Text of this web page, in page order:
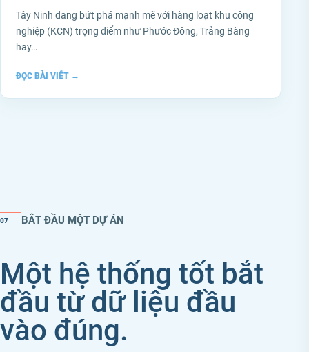
Tây Ninh đang bứt phá mạnh mẽ với hàng loạt khu công
nghiệp (KCN) trọng điểm như Phước Đông, Trảng Bàng
hay…
ĐỌC BÀI VIẾT →
07 BẮT ĐẦU MỘT DỰ ÁN
Một hệ thống tốt bắt
đầu từ dữ liệu đầu
vào đúng.